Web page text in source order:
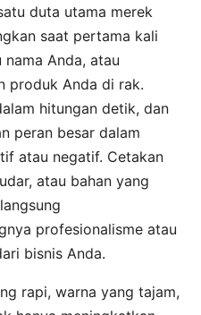
duta utama merek
saat pertama kali
Anda, atau
produk Anda di rak.
hitungan detik, dan
peran besar dalam
atau negatif. Cetakan
atau bahan yang
profesionalisme atau
bisnis Anda.
rapi, warna yang tajam,